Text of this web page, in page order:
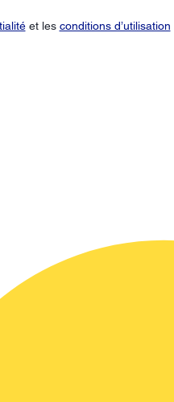
et les conditions d’utilisation